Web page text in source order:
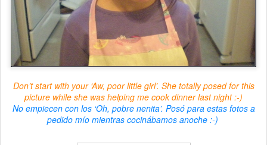
Don’t start with your ‘Aw, poor little girl’. She totally posed for this
picture while she was helping me cook dinner last night :-)
No empiecen con los ‘Oh, pobre nenita’. Posó para estas fotos a
pedido mío mientras cocinábamos anoche :-)